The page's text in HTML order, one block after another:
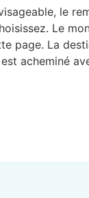
le
Le
page. La
acheminé